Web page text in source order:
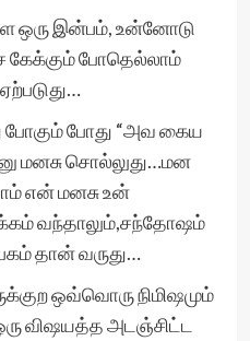
ஒரு இன்பம், உன்னோடு
கேக்கும் போதெல்லாம்
போகும் போது “அவ கைய
மனசு சொல்லுது…மன
என் மனசு உன்
வந்தாலும்,சந்தோஷம்
தான் வருது…
ஒவ்வொரு நிமிஷமும்
விஷயத்த அடஞ்சிட்ட